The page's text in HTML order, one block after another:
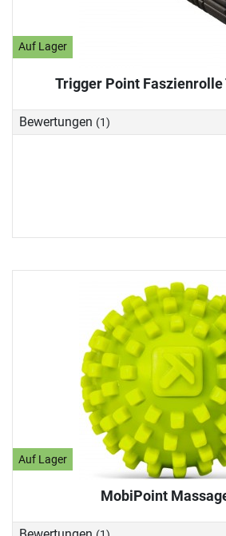
Auf Lager
Trigger Point Faszienrolle
Bewertungen (1)
Auf Lager
MobiPoint Massage